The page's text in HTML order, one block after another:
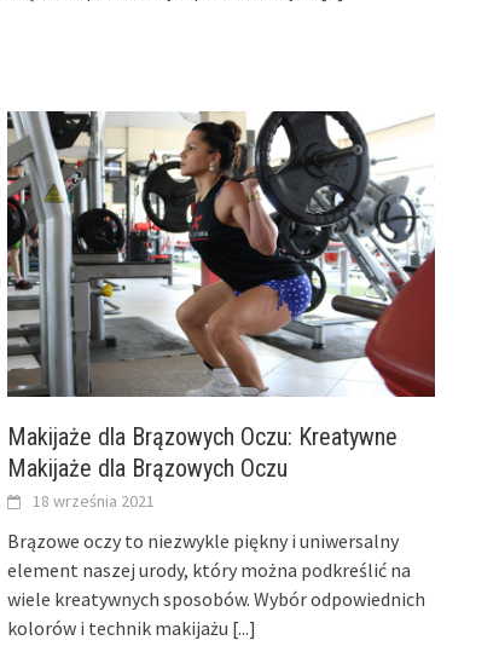
Makijaże dla Brązowych Oczu: Kreatywne
Makijaże dla Brązowych Oczu
18 września 2021
Brązowe oczy to niezwykle piękny i uniwersalny
element naszej urody, który można podkreślić na
wiele kreatywnych sposobów. Wybór odpowiednich
kolorów i technik makijażu [...]